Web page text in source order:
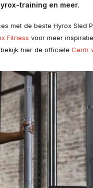
training en meer.
met de beste Hyrox Sled
Fitness voor meer
hier de officiële Centr